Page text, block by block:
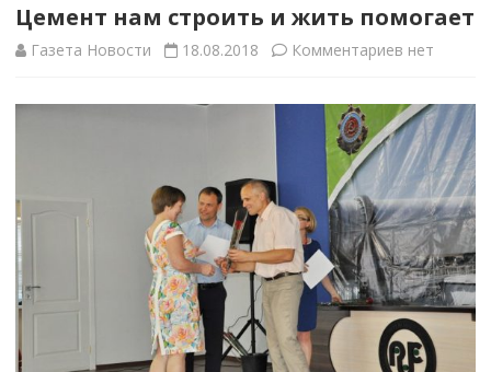
Цемент нам строить и жить помогает
Газета Новости 18.08.2018 Комментариев к
Цемент
нам
строить
и
жить
помогает
нет